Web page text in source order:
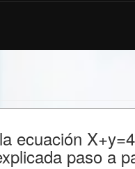
ecuación
paso a